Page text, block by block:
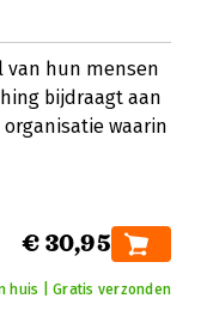
van hun mensen
bijdraagt aan
waarin
€ 30,95
huis | Gratis verzonden